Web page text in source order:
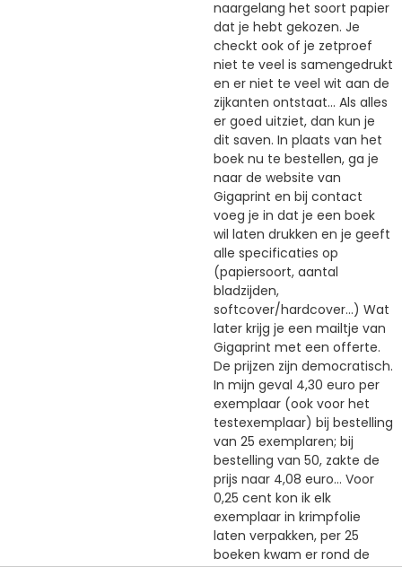
naargelang het soort papier
dat je hebt gekozen. Je
checkt ook of je zetproef
niet te veel is samengedrukt
en er niet te veel wit aan de
zijkanten ontstaat... Als alles
er goed uitziet, dan kun je
dit saven. In plaats van het
boek nu te bestellen, ga je
naar de website van
Gigaprint en bij contact
voeg je in dat je een boek
wil laten drukken en je geeft
alle specificaties op
(papiersoort, aantal
bladzijden,
softcover/hardcover...) Wat
later krijg je een mailtje van
Gigaprint met een offerte.
De prijzen zijn democratisch.
In mijn geval 4,30 euro per
exemplaar (ook voor het
testexemplaar) bij bestelling
van 25 exemplaren; bij
bestelling van 50, zakte de
prijs naar 4,08 euro... Voor
0,25 cent kon ik elk
exemplaar in krimpfolie
laten verpakken, per 25
boeken kwam er rond de